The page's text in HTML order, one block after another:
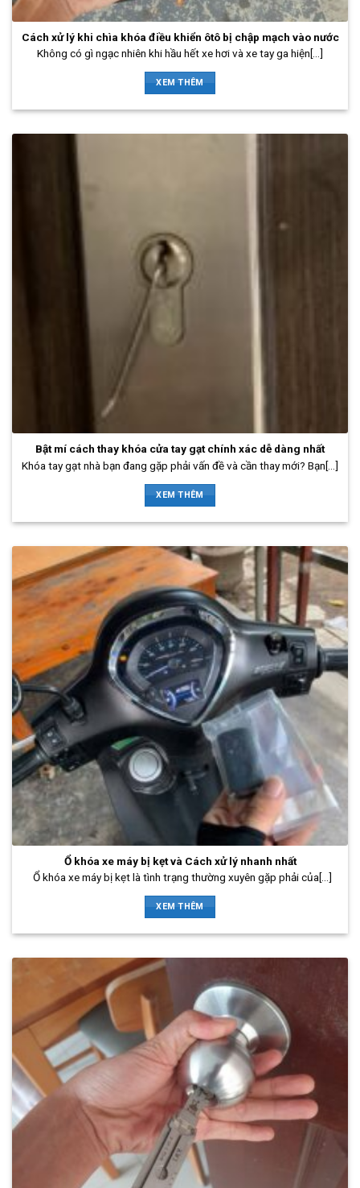
Cách xử lý khi chìa khóa điều khiển ôtô bị chập mạch vào nước
Không có gì ngạc nhiên khi hầu hết xe hơi và xe tay ga hiện[...]
XEM THÊM
Bật mí cách thay khóa cửa tay gạt chính xác dễ dàng nhất
Khóa tay gạt nhà bạn đang gặp phải vấn đề và cần thay mới? Bạn[...]
XEM THÊM
Ổ khóa xe máy bị kẹt và Cách xử lý nhanh nhất
Ổ khóa xe máy bị kẹt là tình trạng thường xuyên gặp phải của[...]
XEM THÊM